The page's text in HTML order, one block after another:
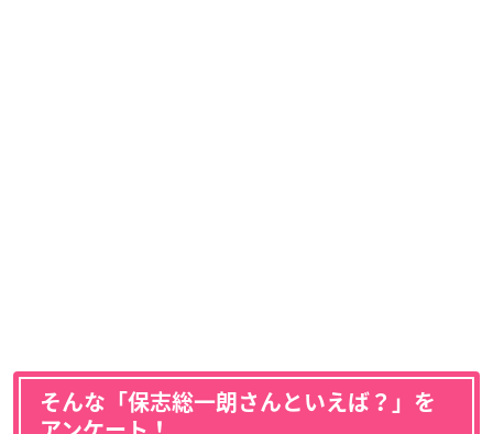
そんな「保志総一朗さんといえば？」を
アンケート！